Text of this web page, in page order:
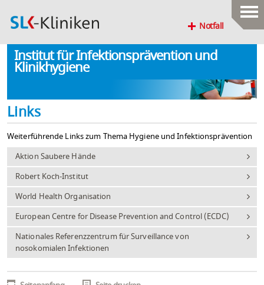
Notfall
Institut für Infektionsprävention und
Klinikhygiene
Links
Weiterführende Links zum Thema Hygiene und Infektionsprävention
Aktion Saubere Hände
Robert Koch-Institut
World Health Organisation
European Centre for Disease Prevention and Control (ECDC)
Nationales Referenzzentrum für Surveillance von
nosokomialen Infektionen